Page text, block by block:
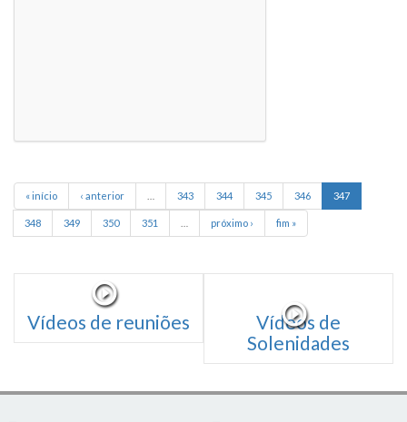
« início ‹ anterior 343 344 345 346 347
348 349 350 351 próximo › fim »
Vídeos de reuniões
Vídeos de
Solenidades